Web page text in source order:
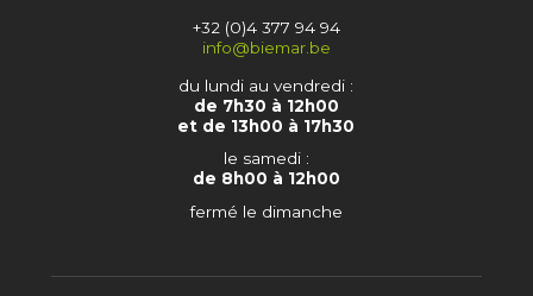
+32 (0)4 377 94 94
info@biemar.be
du lundi au vendredi :
de 7h30 à 12h00
et de 13h00 à 17h30
le samedi :
de 8h00 à 12h00
fermé le dimanche